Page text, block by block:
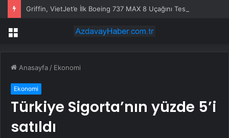
Griffin, VietJet’e İlk Boeing 737 MAX 8 Uçağını Teslim Etti
Menü
Anasayfa / Ekonomi
Ekonomi
Türkiye Sigorta’nın yüzde 5’i
satıldı